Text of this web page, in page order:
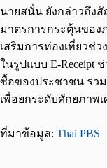
นายสนั่น ยังกล่าวถึง
มาตรการกระตุ้นของ
เสริมการท่องเที่ยวช่
ในรูปแบบ E-Receipt
ซื้อของประชาชน รว
เพื่อยกระดับศักยภาพ
ที่มาข้อมูล: Thai PBS